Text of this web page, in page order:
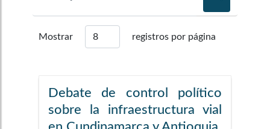
Mostrar registros por página
Debate de control político
sobre la infraestructura vial